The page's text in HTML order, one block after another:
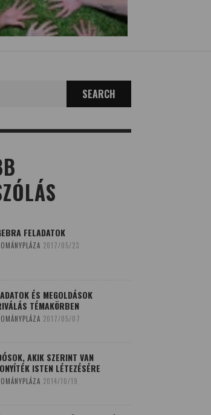
FELADATOK
2017/05/23
ÉS MEGOLDÁSOK
TÉMAKÖRBEN
2017/05/07
AKIK SZERINT VAN
ISTEN LÉTEZÉSÉRE
2014/10/19